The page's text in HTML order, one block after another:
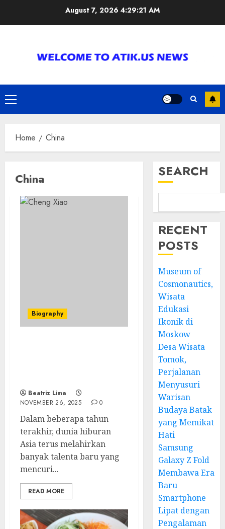
August 7, 2026 4:29:21 AM
Primary
Menu
Home China
China
Biography
Beatriz Lima
NOVEMBER 26, 2025
0
Dalam beberapa tahun
terakhir, dunia hiburan
Asia terus melahirkan
banyak talenta baru yang
mencuri...
READ MORE
SEARCH
RECENT
POSTS
Museum of
Cosmonautics,
Wisata
Edukasi
Ikonik di
Moskow
Desa Wisata
Tomok,
Perjalanan
Menyusuri
Warisan
Budaya Batak
yang Memikat
Hati
Samsung
Galaxy Z Fold
Membawa Era
Baru
Smartphone
Lipat dengan
Pengalaman